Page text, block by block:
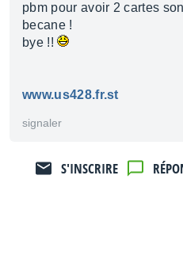
pbm pour avoir 2 cartes
becane !
bye !!
www.us428.fr.st
signaler
S'INSCRIRE